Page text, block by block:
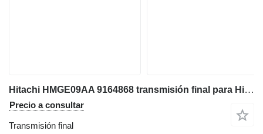
Hitachi HMGE09AA 9164868 transmisión final para Hitachi EX60-5 EX75UR-3 EX70LCK-5 EX75URLC-3 excavadora
Precio a consultar
Transmisión final